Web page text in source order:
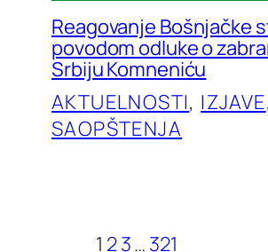
Reagovanje Bošnjačke
povodom odluke o
Srbiju Komneniću
AKTUELNOSTI, IZJAVE
SAOPŠTENJA
1 23… 321